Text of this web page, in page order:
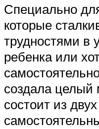
Специально
которые
трудностями в
ребенка или
создала целый
состоит из